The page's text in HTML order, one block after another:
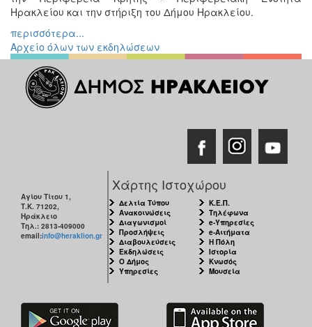
Διάφορες
Εκθέσεις
Εκδηλώσεις
για
Παιδιά
Άλλες
Εκδηλώσεις
ΤΟΠΟΣ
ΜΑΣ
ΔΗΜΟΣ
ΑΝΘΕΚΤΙΚΗ
Ηρακλείου και την στήριξη του Δήμου Ηρακλείου.
περισσότερα...
Αρχείο όλων των εκδηλώσεων
Αγίου Τίτου 1,
Τ.Κ. 71202,
Ηράκλειο
Τηλ.: 2813-409000
email:info@heraklion.gr
Χάρτης Ιστοχώρου
Δελτία Τύπου
Ανακοινώσεις
Διαγωνισμοί
Προσλήψεις
Διαβουλεύσεις
Εκδηλώσεις
Ο Δήμος
Υπηρεσίες
Κ.Ε.Π.
Τηλέφωνα
e-Υπηρεσίες
e-Αιτήματα
Η Πόλη
Ιστορία
Κνωσός
Μουσεία